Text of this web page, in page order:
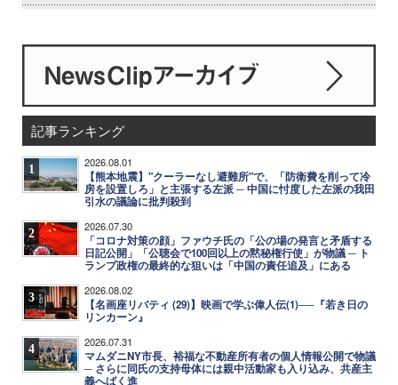
記事ランキング
1 2026.08.01
【熊本地震】"クーラーなし避難所"で、「防衛費を削って冷
房を設置しろ」と主張する左派 ─ 中国に忖度した左派の我田
引水の議論に批判殺到
2 2026.07.30
「コロナ対策の顔」ファウチ氏の「公の場の発言と矛盾する
日記公開」「公聴会で100回以上の黙秘権行使」が物議 ─ ト
ランプ政権の最終的な狙いは「中国の責任追及」にある
3 2026.08.02
【名画座リバティ (29)】映画で学ぶ偉人伝(1)──『若き日の
リンカーン』
4 2026.07.31
マムダニNY市長、裕福な不動産所有者の個人情報公開で物議
─ さらに同氏の支持母体には親中活動家も入り込み、共産主
義へばく進